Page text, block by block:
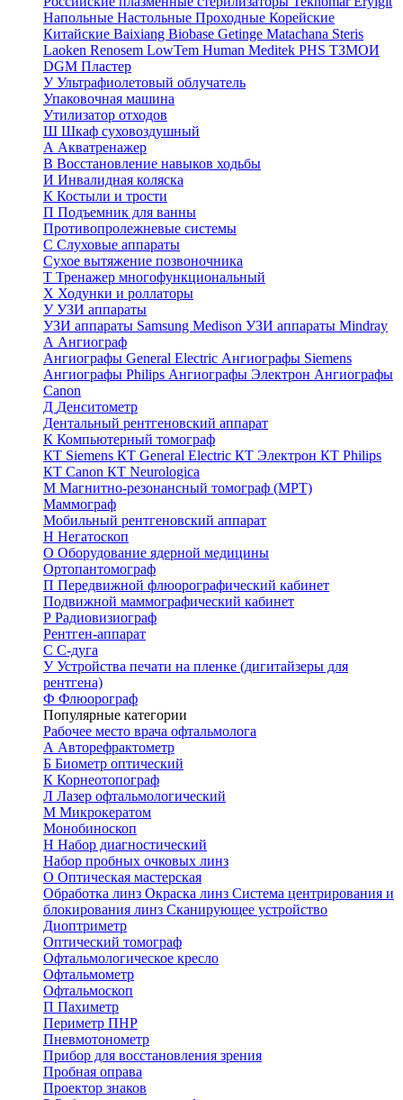
Напольные Настольные Проходные Корейские
Китайские Baixiang Biobase Getinge Matachana Steris
Laoken Renosem LowTem Human Meditek PHS ТЗМОИ
DGM Пластер
УУльтрафиолетовый облучатель
Упаковочная машина
Утилизатор отходов
Ш Шкаф суховоздушный
А Акватренажер
В Восстановление навыков ходьбы
И Инвалидная коляска
К Костыли и трости
П Подъемник для ванны
Противопролежневые системы
С Слуховые аппараты
Сухое вытяжение позвоночника
Т Тренажер многофункциональный
Х Ходунки и роллаторы
УУЗИ аппараты
УЗИ аппараты Samsung Medison УЗИ аппараты Mindray
А Ангиограф
Ангиографы General Electric Ангиографы Siemens
Ангиографы Philips Ангиографы Электрон Ангиографы
Canon
Д Денситометр
Дентальный рентгеновский аппарат
К Компьютерный томограф
КТ Siemens КТ General Electric КТ Электрон КТ Philips
КТ Canon КТ Neurologica
М Магнитно-резонансный томограф (МРТ)
Маммограф
Мобильный рентгеновский аппарат
Н Негатоскоп
О Оборудование ядерной медицины
Ортопантомограф
П Передвижной флюорографический кабинет
Подвижной маммографический кабинет
Р Радиовизиограф
Рентген-аппарат
С С-дуга
УУстройства печати на пленке (дигитайзеры для
рентгена)
Ф Флюорограф
Популярные категории
Рабочее место врача офтальмолога
А Авторефрактометр
Б Биометр оптический
К Корнеотопограф
Л Лазер офтальмологический
М Микрокератом
Монобиноскоп
Н Набор диагностический
Набор пробных очковых линз
О Оптическая мастерская
Обработка линз Окраска линз Система центрирования и
блокирования линз Сканирующее устройство
Диоптриметр
Оптический томограф
Офтальмологическое кресло
Офтальмометр
Офтальмоскоп
П Пахиметр
Периметр ПНР
Пневмотонометр
Прибор для восстановления зрения
Пробная оправа
Проектор знаков